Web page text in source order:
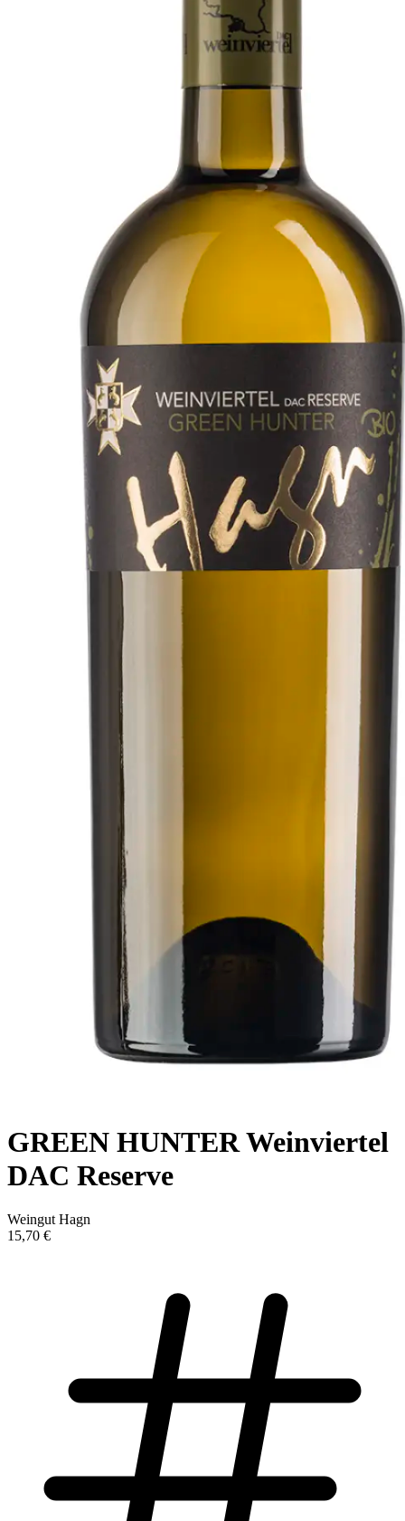
GREEN HUNTER Weinviertel
DAC Reserve
Weingut Hagn
15,70 €